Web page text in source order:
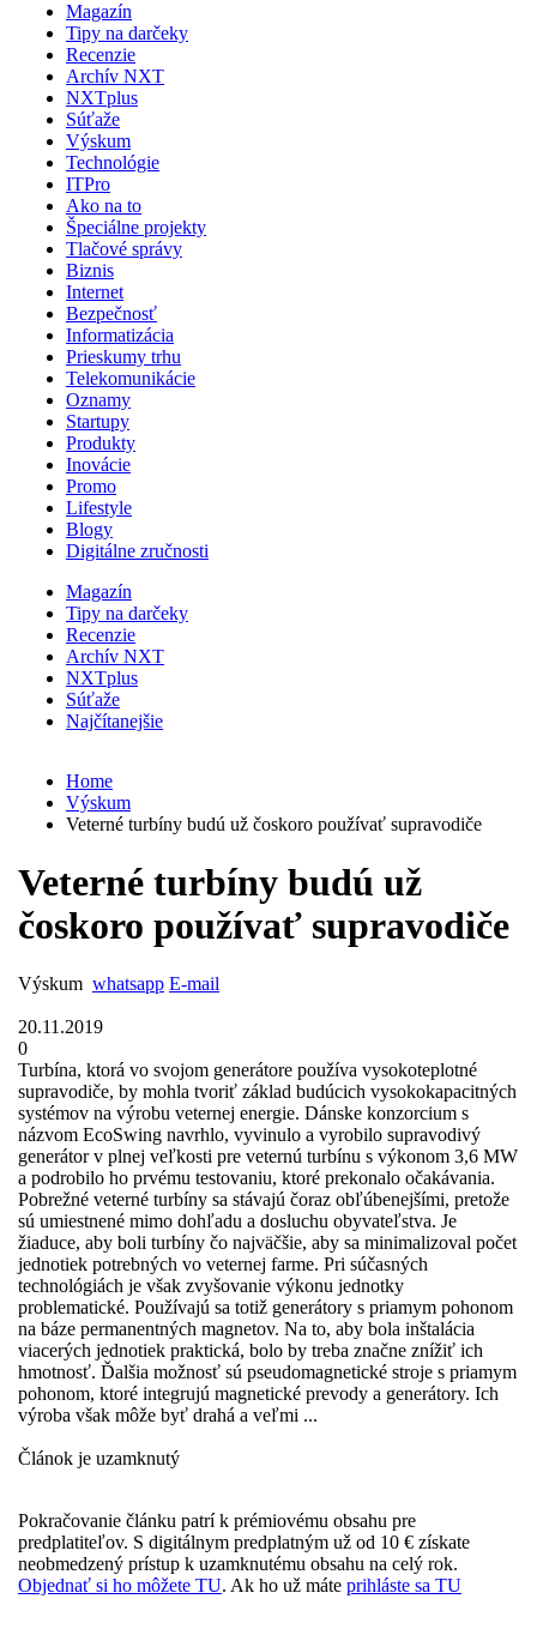
Magazín
Tipy na darčeky
Recenzie
Archív NXT
NXTplus
Súťaže
Výskum
Technológie
ITPro
Ako na to
Špeciálne projekty
Tlačové správy
Biznis
Internet
Bezpečnosť
Informatizácia
Prieskumy trhu
Telekomunikácie
Oznamy
Startupy
Produkty
Inovácie
Promo
Lifestyle
Blogy
Digitálne zručnosti
Magazín
Tipy na darčeky
Recenzie
Archív NXT
NXTplus
Súťaže
Najčítanejšie
Home
Výskum
Veterné turbíny budú už čoskoro používať supravodiče
Veterné turbíny budú už
čoskoro používať supravodiče
Výskum whatsapp E-mail
20.11.2019
0
Turbína, ktorá vo svojom generátore používa vysokoteplotné
supravodiče, by mohla tvoriť základ budúcich vysokokapacitných
systémov na výrobu veternej energie. Dánske konzorcium s
názvom EcoSwing navrhlo, vyvinulo a vyrobilo supravodivý
generátor v plnej veľkosti pre veternú turbínu s výkonom 3,6 MW
a podrobilo ho prvému testovaniu, ktoré prekonalo očakávania.
Pobrežné veterné turbíny sa stávajú čoraz obľúbenejšími, pretože
sú umiestnené mimo dohľadu a dosluchu obyvateľstva. Je
žiaduce, aby boli turbíny čo najväčšie, aby sa minimalizoval počet
jednotiek potrebných vo veternej farme. Pri súčasných
technológiách je však zvyšovanie výkonu jednotky
problematické. Používajú sa totiž generátory s priamym pohonom
na báze permanentných magnetov. Na to, aby bola inštalácia
viacerých jednotiek praktická, bolo by treba značne znížiť ich
hmotnosť. Ďalšia možnosť sú pseudomagnetické stroje s priamym
pohonom, ktoré integrujú magnetické prevody a generátory. Ich
výroba však môže byť drahá a veľmi ...
Článok je uzamknutý
Pokračovanie článku patrí k prémiovému obsahu pre
predplatiteľov. S digitálnym predplatným už od 10 € získate
neobmedzený prístup k uzamknutému obsahu na celý rok.
Objednať si ho môžete TU. Ak ho už máte prihláste sa TU